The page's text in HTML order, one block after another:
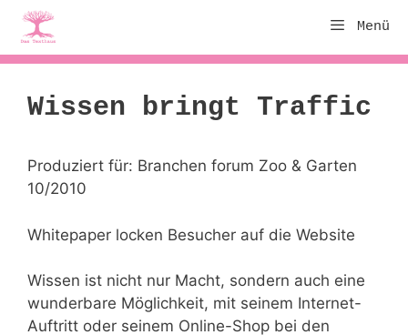
Zum
Inhalt
springen
Menü
Wissen bringt Traffic
Produziert für: Branchen forum Zoo & Garten
10/2010
Whitepaper locken Besucher auf die Website
Wissen ist nicht nur Macht, sondern auch eine
wunderbare Möglichkeit, mit seinem Internet-
Auftritt oder seinem Online-Shop bei den